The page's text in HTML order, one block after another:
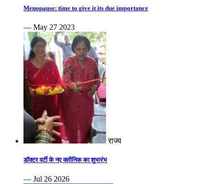
Menopause: time to give it its due importance
— May 27 2023
राज्य
डॉक्टर वर्टी के नए क्लीनिक का शुभारंभ
— Jul 26 2026